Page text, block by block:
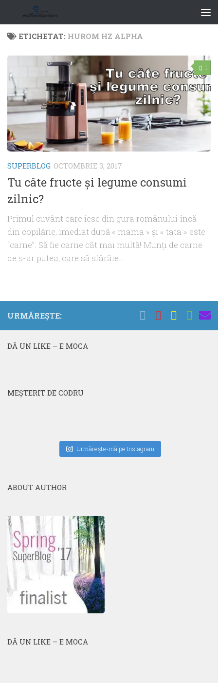
ETICHETAT: HUROM HZ ALPHA
1
SUPERBLOG OCTOMBRIE 3, 2017
Tu câte fructe şi legume consumi
zilnic?
Primul cuvânt care iese din gura românului încă
din copilărie, imediat după « mama » şi « tata » este
“carne”. Să fie carne cât mai multă! Munţi de carne
de s-ar putea, care să sfârâie...
URMĂREȘTE:
DĂ UN LIKE – E MOCA
MEŞTERIT DE CODRU
Urmăreşte-mă pe Instagram
ABOUT AUTHOR
DĂ UN LIKE – E MOCA